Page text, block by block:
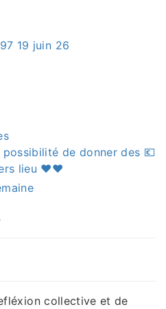
19 juin 26
de donner des 💶
lieu ♥️♥️
collective et de